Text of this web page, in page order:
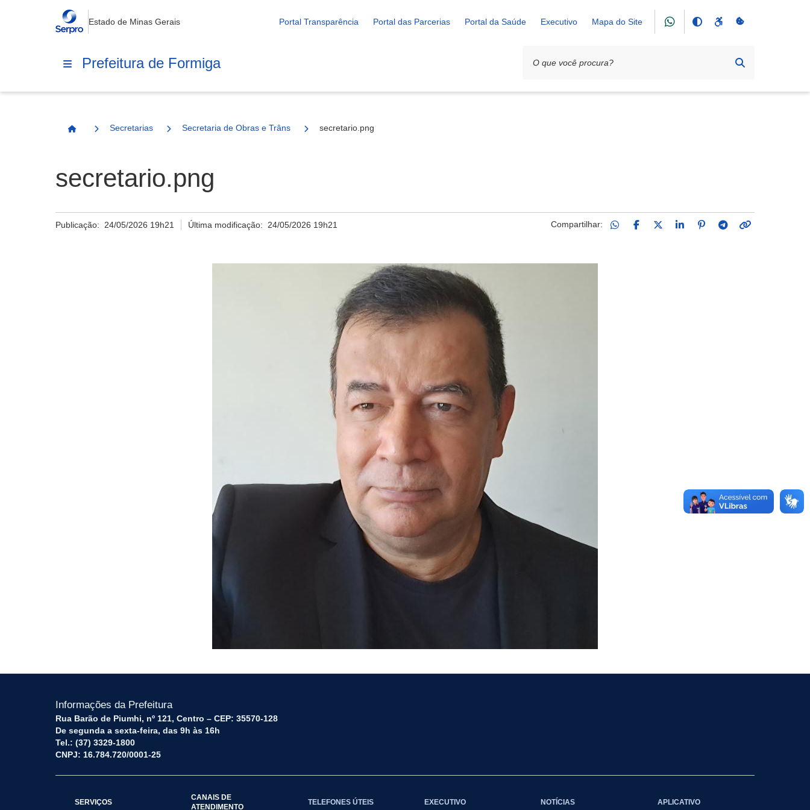
Estado de Minas Gerais Portal Transparência Portal das Parcerias Portal da Saúde Executivo Mapa do Site
Prefeitura de Formiga
Página Inicial
Secretarias Secretaria de Obras e Trânsito secretario.png
secretario.png
Publicação: 24/05/2026 19h21 Última modificação: 24/05/2026 19h21 Compartilhar:
Informações da Prefeitura
Rua Barão de Piumhi, nº 121, Centro – CEP: 35570-128
De segunda a sexta-feira, das 9h às 16h
Tel.: (37) 3329-1800
CNPJ: 16.784.720/0001-25
SERVIÇOS
CANAIS DE
ATENDIMENTO
TELEFONES ÚTEIS EXECUTIVO NOTÍCIAS APLICATIVO